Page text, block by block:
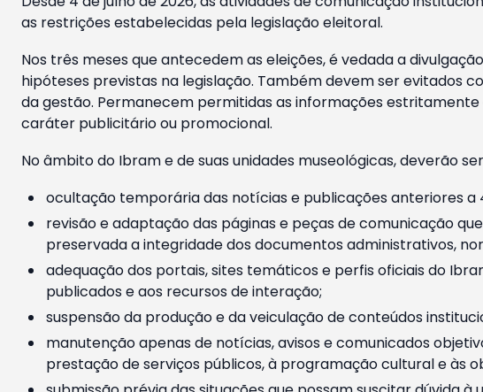
as restrições estabelecidas pela legislação eleitoral.
Nos três meses que antecedem as eleições, é vedada a
hipóteses previstas na legislação. Também devem ser evitados
da gestão. Permanecem permitidas as informações
caráter publicitário ou promocional.
No âmbito do Ibram e de suas unidades museológicas, deverão
ocultação temporária das notícias e publicações anteriores
revisão e adaptação das páginas e peças de comunicação
preservada a integridade dos documentos administrativos,
adequação dos portais, sites temáticos e perfis oficiais do
publicados e aos recursos de interação;
suspensão da produção e da veiculação de conteúdos
manutenção apenas de notícias, avisos e comunicados
prestação de serviços públicos, à programação cultural e às